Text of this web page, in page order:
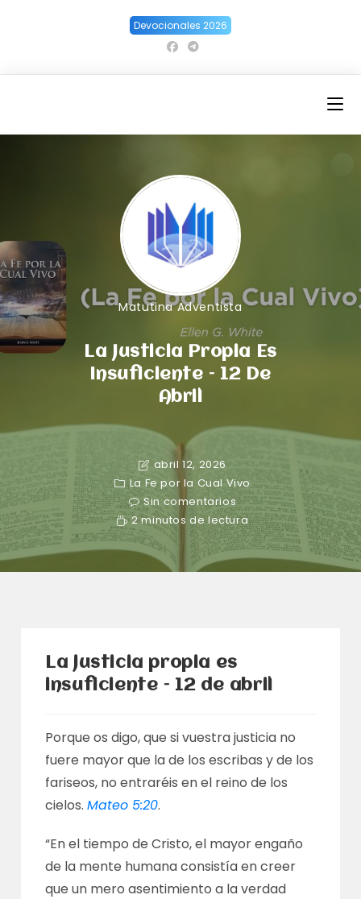
Devocionales 2026
Matutina Adventista
La Justicia Propia Es
Insuficiente – 12 De
Abril
abril 12, 2026
La Fe por la Cual Vivo
Sin comentarios
2 minutos de lectura
La justicia propia es
insuficiente – 12 de abril
Porque os digo, que si vuestra justicia no
fuere mayor que la de los escribas y de los
fariseos, no entraréis en el reino de los
cielos.Mateo 5:20.
“En el tiempo de Cristo, el mayor engaño
de la mente humana consistía en creer
que un mero asentimiento a la verdad